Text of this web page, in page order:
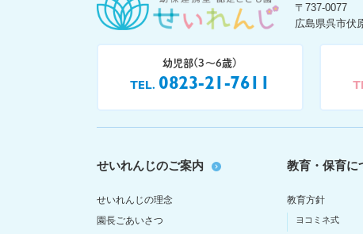
〒737-0077
広島県呉市伏
幼児部(3〜6歳)
TEL 0823-21-7611
せいれんじのご案内
せいれんじの理念
園長ごあいさつ
教育・保育に
教育方針
ヨコミネ式